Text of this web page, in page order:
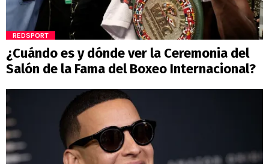
REDSPORT
¿Cuándo es y dónde ver la Ceremonia del
Salón de la Fama del Boxeo Internacional?